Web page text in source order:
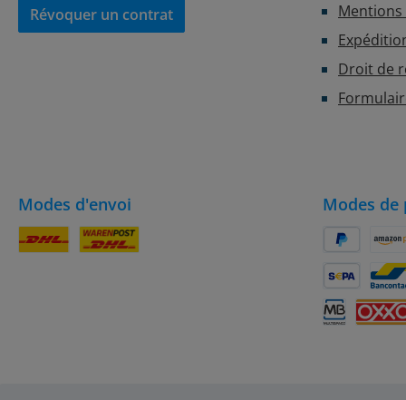
Révoquer un contrat
Mentions
Droit de
Modes d'envoi Modes de
SEPA